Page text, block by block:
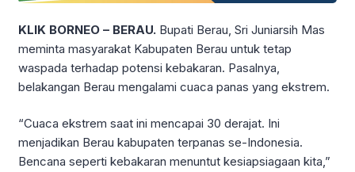
KLIK BORNEO – BERAU. Bupati Berau, Sri Juniarsih Mas
meminta masyarakat Kabupaten Berau untuk tetap
waspada terhadap potensi kebakaran. Pasalnya,
belakangan Berau mengalami cuaca panas yang ekstrem.
“Cuaca ekstrem saat ini mencapai 30 derajat. Ini
menjadikan Berau kabupaten terpanas se-Indonesia.
Bencana seperti kebakaran menuntut kesiapsiagaan kita,”